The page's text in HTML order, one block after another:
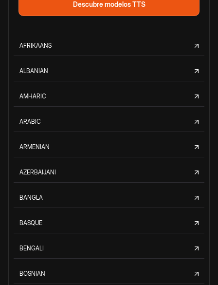
Descubre modelos TTS
AFRIKAANS
ALBANIAN
AMHARIC
ARABIC
ARMENIAN
AZERBAIJANI
BANGLA
BASQUE
BENGALI
BOSNIAN